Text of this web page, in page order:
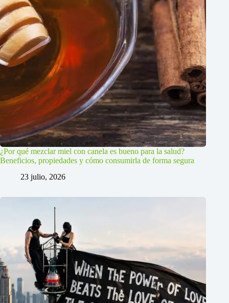
¿Por qué mezclar miel con canela es bueno para la salud?
Beneficios, propiedades y cómo consumirla de forma segura
23 julio, 2026